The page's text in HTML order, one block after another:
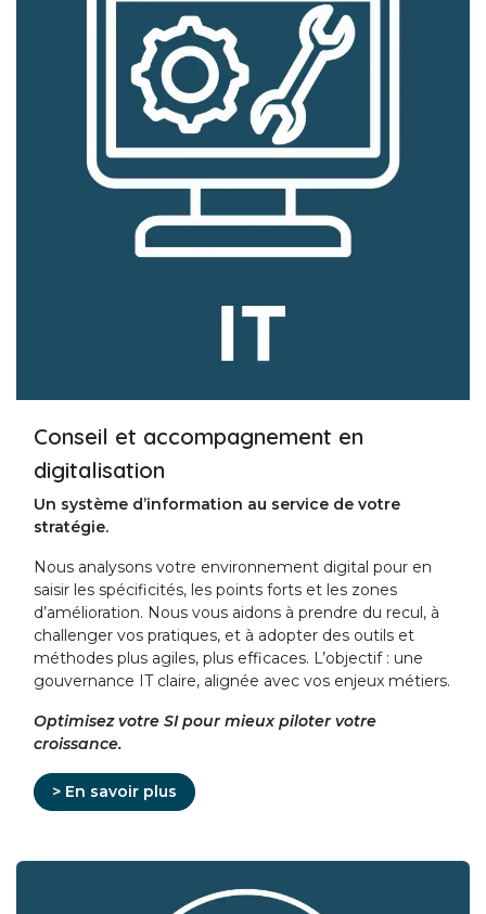
Conseil et ac​compagnement en
digitalisation
Un système d’information au service de votre
stratégie.
Nous analysons votre environnement digital pour en
saisir les spécificités, les points forts et les zones
d’amélioration. Nous vous aidons à prendre du recul, à
challenger vos pratiques, et à adopter des outils et
méthodes plus agiles, plus efficaces. L’objectif : une
gouvernance IT claire, alignée avec vos enjeux métiers.
Optimisez votre SI pour mieux piloter votre
croissance.
> En savoir plus